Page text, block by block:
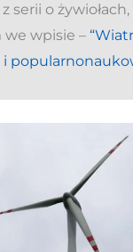
serii o żywiołach,
we wpisie –